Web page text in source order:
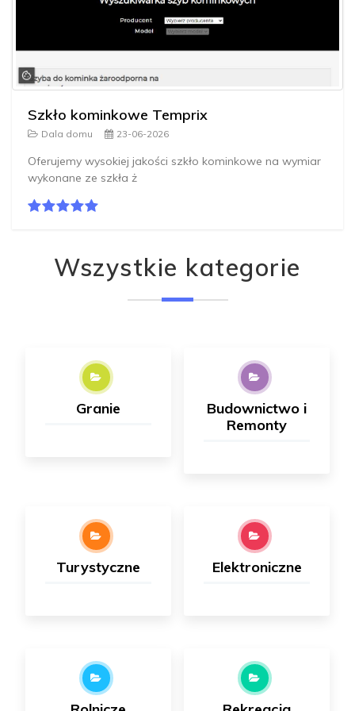
Szkło kominkowe Temprix
Dala domu 23-06-2026
Oferujemy wysokiej jakości szkło kominkowe na wymiar
wykonane ze szkła ż
Wszystkie kategorie
Granie
Budownictwo i
Remonty
Turystyczne Elektroniczne